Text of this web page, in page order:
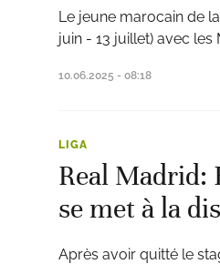
Le jeune marocain de
juin - 13 juillet) avec
10.06.2025 - 08:18
LIGA
Real Madrid:
se met à la
Après avoir quitté le